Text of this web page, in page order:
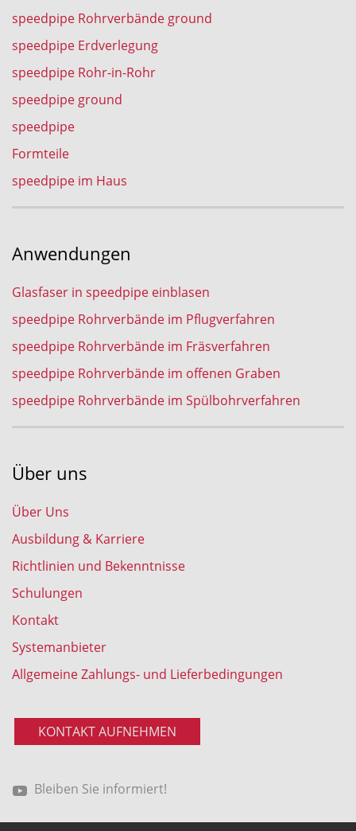
speedpipe Rohrverbände ground
speedpipe Erdverlegung
speedpipe Rohr-in-Rohr
speedpipe ground
speedpipe
Formteile
speedpipe im Haus
Anwendungen
Glasfaser in speedpipe einblasen
speedpipe Rohrverbände im Pflugverfahren
speedpipe Rohrverbände im Fräsverfahren
speedpipe Rohrverbände im offenen Graben
speedpipe Rohrverbände im Spülbohrverfahren
Über uns
Über Uns
Ausbildung & Karriere
Richtlinien und Bekenntnisse
Schulungen
Kontakt
Systemanbieter
Allgemeine Zahlungs- und Lieferbedingungen
KONTAKT AUFNEHMEN
Bleiben Sie informiert!